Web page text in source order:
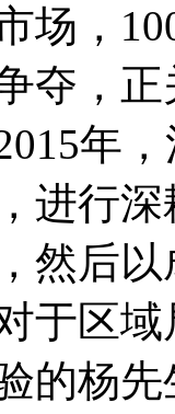
场，
夺，
年
进行
然后
于区
的杨